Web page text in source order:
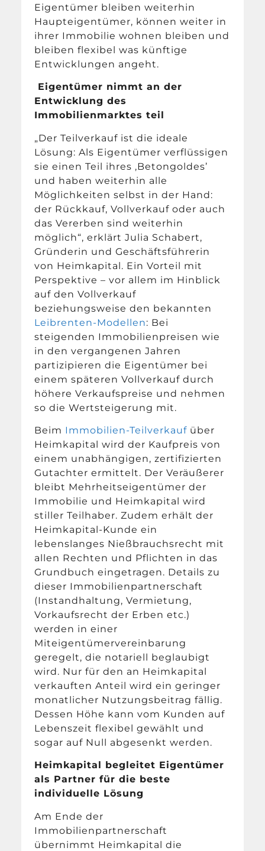
Eigentümer bleiben weiterhin
Haupteigentümer, können weiter in
ihrer Immobilie wohnen bleiben und
bleiben flexibel was künftige
Entwicklungen angeht.
Eigentümer nimmt an der
Entwicklung des
Immobilienmarktes teil
„Der Teilverkauf ist die ideale
Lösung: Als Eigentümer verflüssigen
sie einen Teil ihres ‚Betongoldes’
und haben weiterhin alle
Möglichkeiten selbst in der Hand:
der Rückkauf, Vollverkauf oder auch
das Vererben sind weiterhin
möglich“, erklärt Julia Schabert,
Gründerin und Geschäftsführerin
von Heimkapital. Ein Vorteil mit
Perspektive – vor allem im Hinblick
auf den Vollverkauf
beziehungsweise den bekannten
Leibrenten-Modellen: Bei
steigenden Immobilienpreisen wie
in den vergangenen Jahren
partizipieren die Eigentümer bei
einem späteren Vollverkauf durch
höhere Verkaufspreise und nehmen
so die Wertsteigerung mit.
Beim Immobilien-Teilverkauf über
Heimkapital wird der Kaufpreis von
einem unabhängigen, zertifizierten
Gutachter ermittelt. Der Veräußerer
bleibt Mehrheitseigentümer der
Immobilie und Heimkapital wird
stiller Teilhaber. Zudem erhält der
Heimkapital-Kunde ein
lebenslanges Nießbrauchsrecht mit
allen Rechten und Pflichten in das
Grundbuch eingetragen. Details zu
dieser Immobilienpartnerschaft
(Instandhaltung, Vermietung,
Vorkaufsrecht der Erben etc.)
werden in einer
Miteigentümervereinbarung
geregelt, die notariell beglaubigt
wird. Nur für den an Heimkapital
verkauften Anteil wird ein geringer
monatlicher Nutzungsbeitrag fällig.
Dessen Höhe kann vom Kunden auf
Lebenszeit flexibel gewählt und
sogar auf Null abgesenkt werden.
Heimkapital begleitet Eigentümer
als Partner für die beste
individuelle Lösung
Am Ende der
Immobilienpartnerschaft
übernimmt Heimkapital die